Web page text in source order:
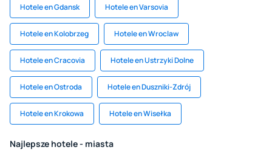
Hotele en Gdansk Hotele en Varsovia
Hotele en Kolobrzeg Hotele en Wroclaw
Hotele en Cracovia Hotele en Ustrzyki Dolne
Hotele en Ostroda Hotele en Duszniki-Zdrój
Hotele en Krokowa Hotele en Wisełka
Najlepsze hotele - miasta